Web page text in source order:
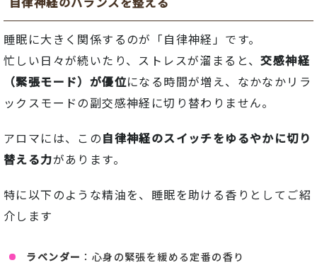
睡眠に大きく 関係するのが「自律神経」 です。
忙しい日々が続いたり、 ストレスが溜まる と、交感神経
（緊張モード） が優位になる時間が増え、 なかなかリラ
ックスモードの副交感神経 に切り 替わり ません。
アロマには、 この自律神経のスイッチをゆるやかに切り
替える力があり ます。
特に以下のよう な精油を、 睡眠を助ける香りとしてご紹
介します
ラベンダー ： 心身 の緊張を緩める 定番の香り